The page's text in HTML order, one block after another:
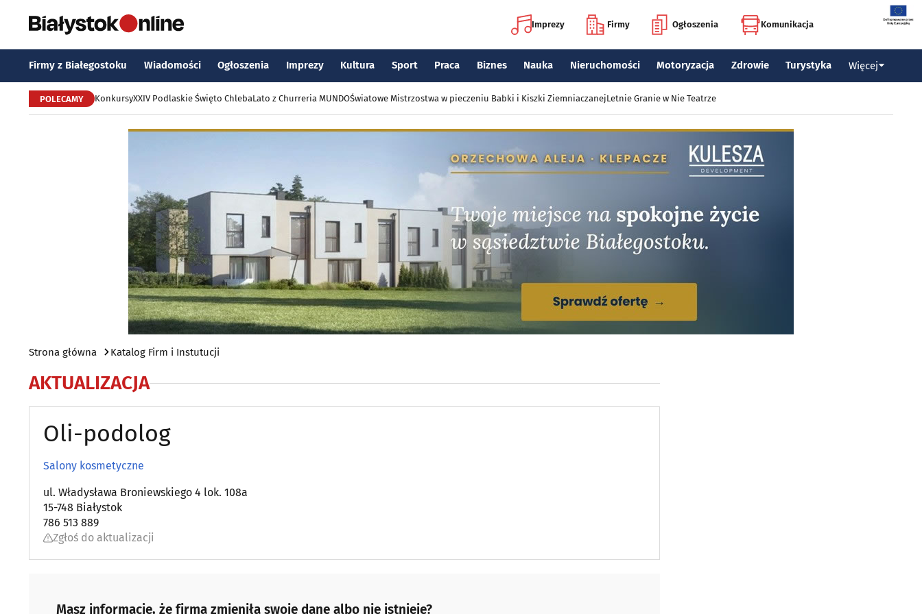
Imprezy Firmy Ogłoszenia Komunikacja
Firmy z Białegostoku Wiadomości Ogłoszenia Imprezy Kultura Sport Praca Biznes Nauka Nieruchomości Motoryzacja Zdrowie Turystyka Więcej
POLECAMY KonkursyXXIV Podlaskie Święto ChlebaLato z Churreria MUNDOŚwiatowe Mistrzostwa w pieczeniu Babki i Kiszki ZiemniaczanejLetnie Granie w Nie Teatrze
Strona główna Katalog Firm i Instutucji
AKTUALIZACJA
Oli-podolog
Salony kosmetyczne
ul. Władysława Broniewskiego 4 lok. 108a
15-748 Białystok
786 513 889
Zgłoś do aktualizacji
Masz informacje, że firma zmieniła swoje dane albo nie istnieje?